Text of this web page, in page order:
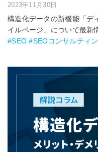
2023年11月30日
構造化データの新機能「デ
イルページ」について最新
#SEO #SEOコンサルティ